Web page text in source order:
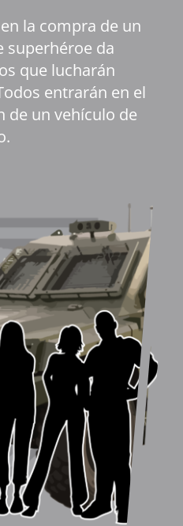
la compra de un
superhéroe da
que lucharán
entrarán en el
de un vehículo de